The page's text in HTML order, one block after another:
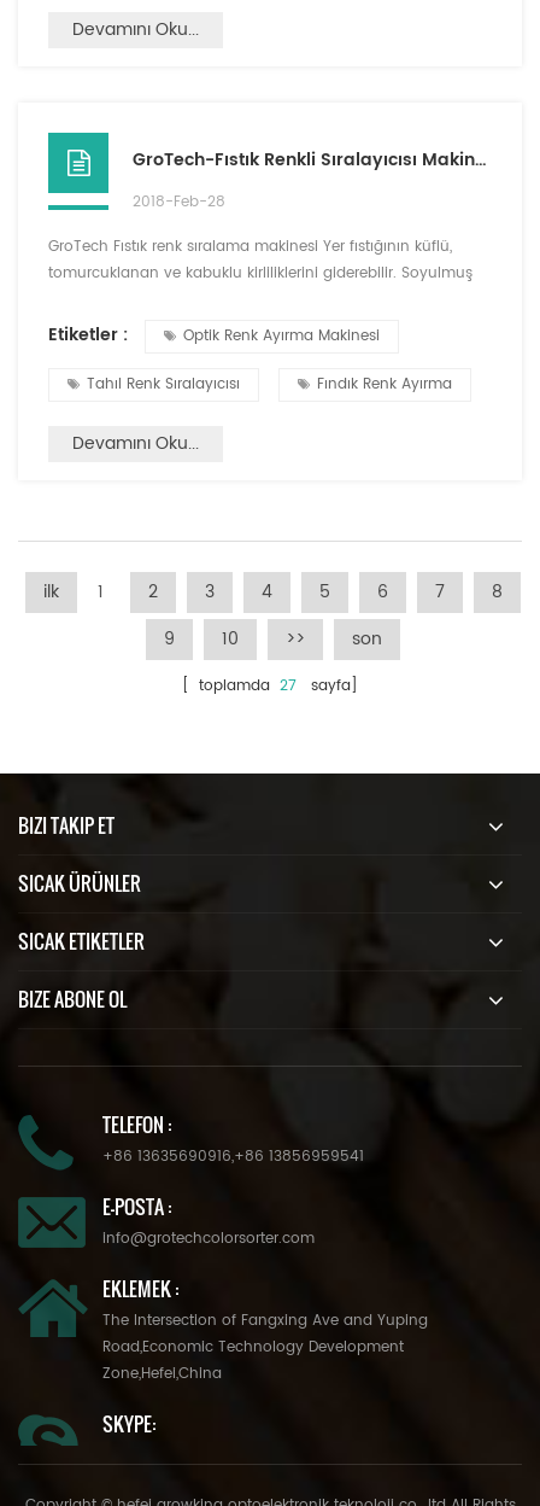
Devamını Oku...
GroTech-Fıstık Renkli Sıralayıcısı Makinesi
2018-Feb-28
GroTech Fıstık renk sıralama makinesi Yer fıstığının küflü,
tomurcuklanan ve kabuklu kirliliklerini giderebilir. Soyulmuş
işlemlerinde yapılabilir. Yüksek net seçim, küçük hasar. Fıstık
ayrılmasından sonra, genellikle manuel sıralama gerekmez,
Etiketler : Optik Renk Ayırma Makinesi
Tahıl Renk Sıralayıcısı Fındık Renk Ayırma
Devamını Oku...
ilk 1 2 3 4 5 6 7
8
9
10 >> son
[ toplamda 27 sayfa]
BIZI TAKIP ET
SICAK ÜRÜNLER
SICAK ETIKETLER
BIZE ABONE OL
TELEFON :
+86 13635690916,+86 13856959541
E-POSTA :
info@grotechcolorsorter.com
EKLEMEK :
The Intersection of Fangxing Ave and Yuping
Road,Economic Technology Development
Zone,Hefei,China
SKYPE: